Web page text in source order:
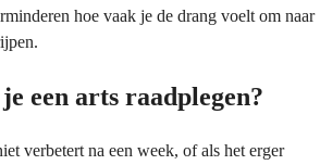
hoe vaak je de drang voelt om naar
een arts raadplegen?
verbetert na een week, of als het erger